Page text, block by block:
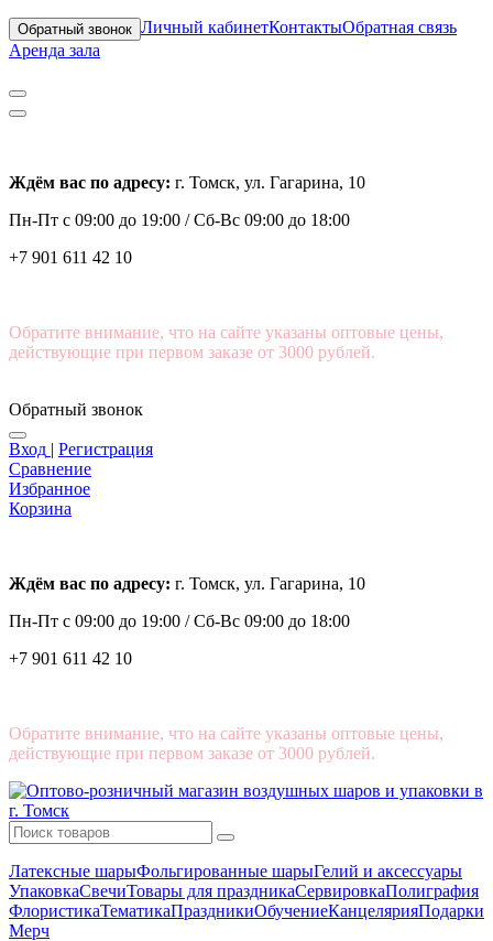
Обратный звонок Личный кабинетКонтактыОбратная связь
Аренда зала
Ждём вас по адресу: г. Томск, ул. Гагарина, 10
Пн-Пт с 09:00 до 19:00 /Сб-Вс 09:00 до 18:00
+7 901 611 42 10
Обратите внимание, что на сайте указаны оптовые цены,
действующие при первом заказе от 3000 рублей.
Обратный звонок
Вход | Регистрация
Сравнение
Избранное
Корзина
Ждём вас по адресу: г. Томск, ул. Гагарина, 10
Пн-Пт с 09:00 до 19:00 /Сб-Вс 09:00 до 18:00
+7 901 611 42 10
Обратите внимание, что на сайте указаны оптовые цены,
действующие при первом заказе от 3000 рублей.
Латексные шарыФольгированные шарыГелий и аксессуары
УпаковкаСвечиТовары для праздникаСервировкаПолиграфия
ФлористикаТематикаПраздникиОбучениеКанцелярияПодарки
Мерч